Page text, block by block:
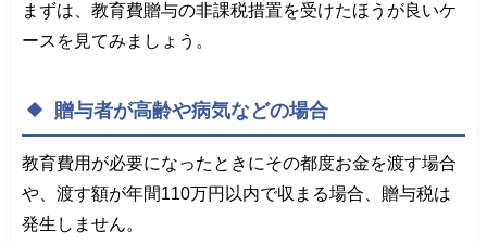
まずは、教育費贈与の非課税措置を受けたほうが良いケ
ースを見てみましょう。
贈与者が高齢や病気などの場合
教育費用が必要になったときにその都度お金を渡す場合
や、渡す額が年間110万円以内で収まる場合、贈与税は
発生しません。